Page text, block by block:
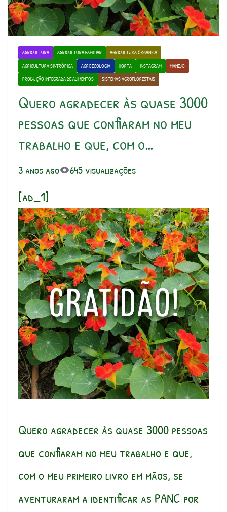
AGRICULTURA AGRICULTURA FAMILIAR
AGRICULTURA ÔRGANICA
AGRICULTURA SINTRÓPICA
AGROECOLOGIA HORTA INSTAGRAM
MANEJO
PRODUÇÃO INTEGRADA DE ALIMENTOS
SISTEMAS AGROFLORESTAIS
Quero agradecer às quase 3000
pessoas que confiaram no meu
trabalho e que, com o…
3 anos ago 645 visualizações
[ad_1]
Quero agradecer às quase 3000 pessoas
que confiaram no meu trabalho e que,
com o meu primeiro livro em mãos, se
aventuraram a identificar as PANC por